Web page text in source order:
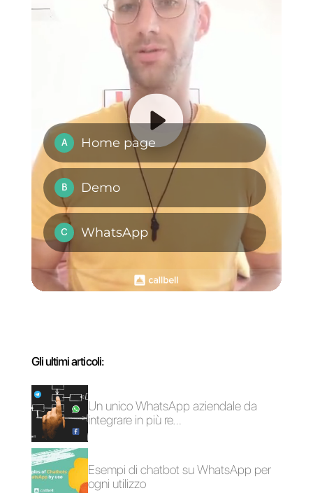
Cos’è Multiwasap
Quali sono i Pro e
i Contro di
Multiwasap
Piattaforme per
WhatsApp multi-
agente
Crips?